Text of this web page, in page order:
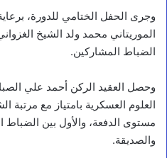
وجرى الحفل الختامي للدورة،
الموريتاني محمد ولد الشيخ
الضباط المشاركين.
وحصل العقيد الركن أحمد علي
العلوم العسكرية بامتياز مع مرتبة
مستوى الدفعة، والأول بين الضباط
والصديقة.